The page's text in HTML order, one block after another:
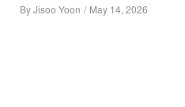
ByJisoo Yoon / May 14, 2026